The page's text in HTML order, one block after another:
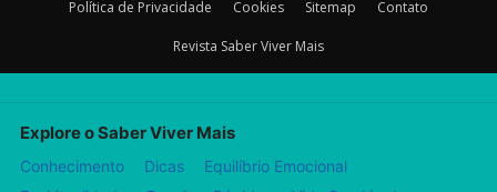
Política de Privacidade Cookies Sitemap Contato
Revista Saber Viver Mais
Explore o Saber Viver Mais
Conhecimento Dicas
Equilíbrio Emocional